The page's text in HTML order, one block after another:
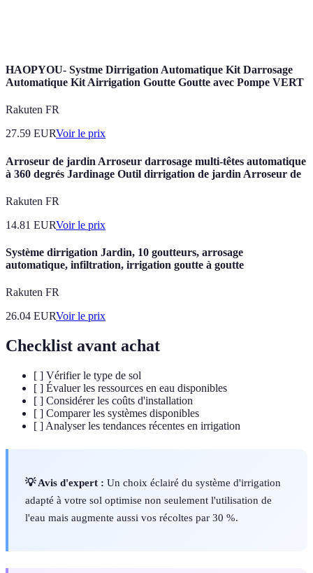
HAOPYOU- Systme Dirrigation Automatique Kit Darrosage
Automatique Kit Airrigation Goutte Goutte avec Pompe VERT
Rakuten FR
27.59 EURVoir le prix
Arroseur de jardin Arroseur darrosage multi-têtes automatique
à 360 degrés Jardinage Outil dirrigation de jardin Arroseur de
Rakuten FR
14.81 EURVoir le prix
Système dirrigation Jardin, 10 goutteurs, arrosage
automatique, infiltration, irrigation goutte à goutte
Rakuten FR
26.04 EURVoir le prix
Checklist avant achat
[ ] Vérifier le type de sol
[ ] Évaluer les ressources en eau disponibles
[ ] Considérer les coûts d'installation
[ ] Comparer les systèmes disponibles
[ ] Analyser les tendances récentes en irrigation
💡 Avis d'expert : Un choix éclairé du système d'irrigation
adapté à votre sol optimise non seulement l'utilisation de
l'eau mais augmente aussi vos récoltes par 30 %.